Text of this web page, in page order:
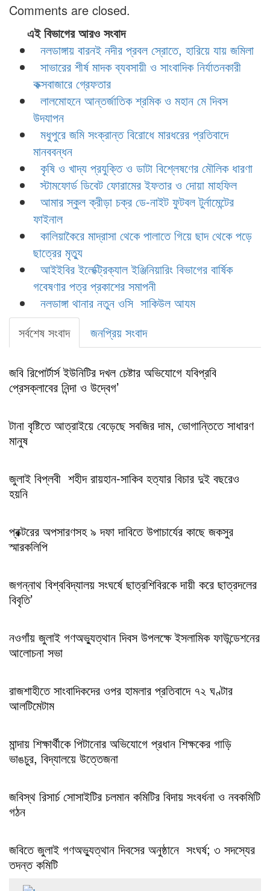
Comments are closed.
এই বিভাগের আরও সংবাদ
নলডাঙ্গায় বারনই নদীর প্রবল স্রোতে, হারিয়ে যায় জমিলা
সাভারের শীর্ষ মাদক ব্যবসায়ী ও সাংবাদিক নির্যাতনকারী
কক্সবাজারে গ্রেফতার
লালমোহনে আন্তর্জাতিক শ্রমিক ও মহান মে দিবস
উদযাপন
মধুপুরে জমি সংক্রান্ত বিরোধে মারধরের প্রতিবাদে
মানববন্ধন
কৃষি ও খাদ্য প্রযুক্তি ও ডাটা বিশ্লেষণের মৌলিক ধারণা
স্টামফোর্ড ডিবেট ফোরামের ইফতার ও দোয়া মাহফিল
আমার স্কুল ক্রীড়া চক্র ডে-নাইট ফুটবল টুর্নামেন্টের
ফাইনাল
কালিয়াকৈরে মাদ্রাসা থেকে পালাতে গিয়ে ছাদ থেকে পড়ে
ছাত্রের মৃত্যু
আইইবির ইলেক্ট্রিক্যাল ইঞ্জিনিয়ারিং বিভাগের বার্ষিক
গবেষণার পত্র প্রকাশের সমাপনী
নলডাঙ্গা থানার নতুন ওসি সাকিউল আযম
সর্বশেষ সংবাদ
জনপ্রিয় সংবাদ
জবি রিপোর্টার্স ইউনিটির দখল চেষ্টার অভিযোগে যবিপ্রবি
প্রেসক্লাবের নিন্দা ও উদ্বেগ’
টানা বৃষ্টিতে আত্রাইয়ে বেড়েছে সবজির দাম, ভোগান্তিতে সাধারণ
মানুষ
জুলাই বিপ্লবী শহীদ রায়হান-সাকিব হত্যার বিচার দুই বছরেও
হয়নি
প্রক্টরের অপসারণসহ ৯ দফা দাবিতে উপাচার্যের কাছে জকসুর
স্মারকলিপি
জগন্নাথ বিশ্ববিদ্যালয় সংঘর্ষে ছাত্রশিবিরকে দায়ী করে ছাত্রদলের
বিবৃতি’
নওগাঁয় জুলাই গণঅভ্যুত্থান দিবস উপলক্ষে ইসলামিক ফাউন্ডেশনের
আলোচনা সভা
রাজশাহীতে সাংবাদিকদের ওপর হামলার প্রতিবাদে ৭২ ঘণ্টার
আলটিমেটাম
মান্দায় শিক্ষার্থীকে পিটানোর অভিযোগে প্রধান শিক্ষকের গাড়ি
ভাঙচুর, বিদ্যালয়ে উত্তেজনা
জবিস্থ রিসার্চ সোসাইটির চলমান কমিটির বিদায় সংবর্ধনা ও নবকমিটি
গঠন
জবিতে জুলাই গণঅভ্যুত্থান দিবসের অনুষ্ঠানে সংঘর্ষ; ৩ সদস্যের
তদন্ত কমিটি